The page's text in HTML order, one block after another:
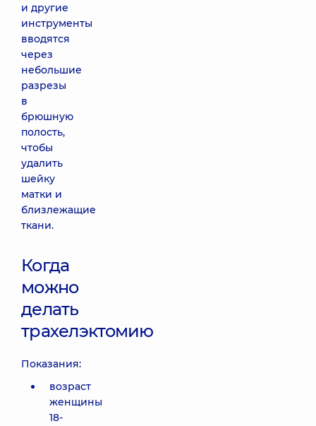
и другие
инструменты
вводятся
через
небольшие
разрезы
в
брюшную
полость,
чтобы
удалить
шейку
матки и
близлежащие
ткани.
Когда
можно
делать
трахелэктомию
Показания:
возраст
женщины
18-